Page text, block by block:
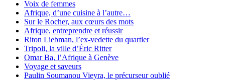
Voix de femmes
Afrique, d’une cuisine à l’autre…
Sur le Rocher, aux cœurs des mots
Afrique, entreprendre et réussir
Riton Liebman, l’ex-vedette du quartier
Tripoli, la ville d’Éric Ritter
Omar Ba, l’Afrique à Genève
Voyage et saveurs
Paulin Soumanou Vieyra, le précurseur oublié